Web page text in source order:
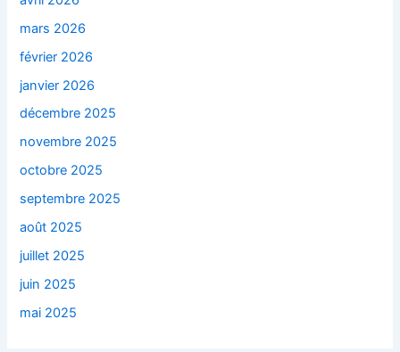
mars 2026
février 2026
janvier 2026
décembre 2025
novembre 2025
octobre 2025
septembre 2025
août 2025
juillet 2025
juin 2025
mai 2025